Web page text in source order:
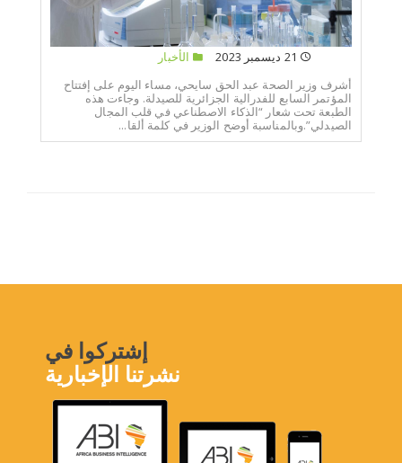
الأخبار
أشرف وزير الصحة عبد الحق سايحي، مساء اليوم على إفتتاح
المؤتمر السابع للفدرالية الجزائرية للصيدلة. وجاءت هذه
الطبعة تحت شعار “الذكاء الاصطناعي في قلب المجال
الصيدلي”.وبالمناسبة أوضح الوزير في كلمة ألقا...
إشتركوا في
نشرتنا الإخبارية